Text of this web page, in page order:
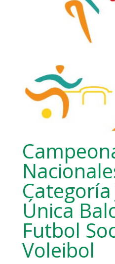
Categoría
Única
Futbol
Voleibol